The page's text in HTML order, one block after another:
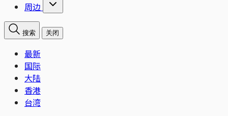
周边
搜索 关闭
最新
国际
大陆
香港
台湾